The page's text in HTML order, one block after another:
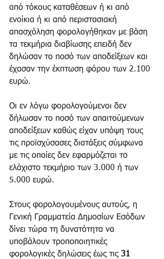
από τόκους καταθέσεων ή κι από
ενοίκια ή κι από περιστασιακή
απασχόληση φορολογήθηκαν με βάση
τα τεκμήρια διαβίωσης επειδή δεν
δηλώσαν το ποσό των αποδείξεων και
έχασαν την έκπτωση φόρου των 2.100
ευρώ.
Οι εν λόγω φορολογούμενοι δεν
δήλωσαν το ποσό των απαιτούμενων
αποδείξεων καθώς είχαν υπόψη τους
τις προϊσχύσασες διατάξεις σύμφωνα
με τις οποίες δεν εφαρμόζεται το
ελάχιστο τεκμήριο των 3.000 ή των
5.000 ευρώ.
Στους φορολογουμένους αυτούς, η
Γενική Γραμματεία Δημοσίων Εσόδων
δίνει τώρα τη δυνατότητα να
υποβάλουν τροποποιητικές
φορολογικές δηλώσεις έως τις 31